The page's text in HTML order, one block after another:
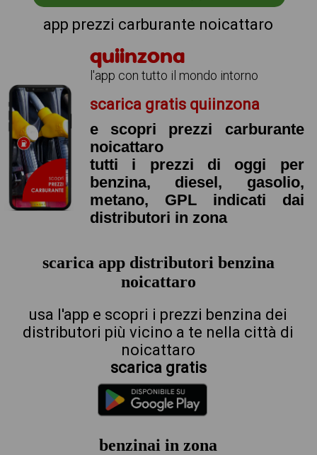
app prezzi carburante noicattaro
quiinzona
l'app con tutto il mondo intorno
scarica gratis quiinzona
e scopri prezzi carburante
noicattaro
tutti i prezzi di oggi per
benzina, diesel, gasolio,
metano, GPL indicati dai
distributori in zona
scarica app distributori benzina
noicattaro
usa l'app e scopri i prezzi benzina dei
distributori più vicino a te nella città di
noicattaro
scarica gratis
benzinai in zona